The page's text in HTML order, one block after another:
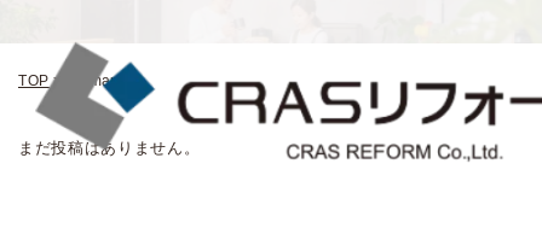
TOP> Harman
まだ投稿はありません。